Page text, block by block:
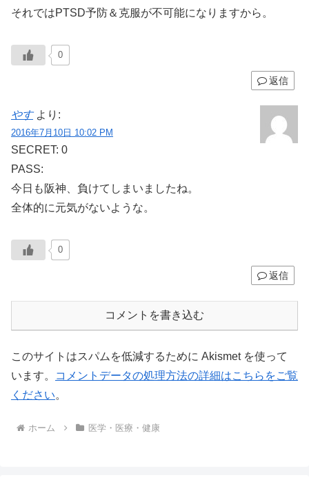
それではPTSD予防＆克服が不可能になりますから。
0
返信
やす より:
2016年7月10日 10:02 PM
SECRET: 0
PASS:
今日も阪神、負けてしまいましたね。
全体的に元気がないような。
0
返信
コメントを書き込む
このサイトはスパムを低減するために Akismet を使って
います。
コメントデータの処理方法の詳細はこちらをご覧
ください。
ホーム 医学・医療・健康